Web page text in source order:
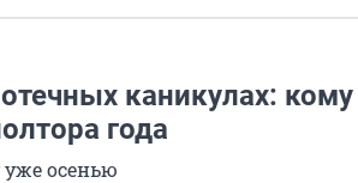
каникулах: кому
года
осенью